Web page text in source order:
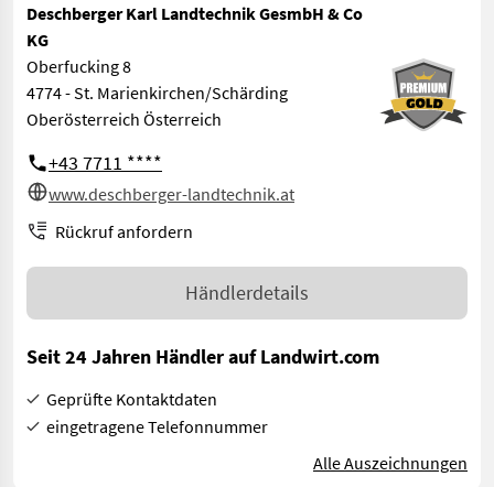
Deschberger Karl Landtechnik GesmbH & Co
KG
Oberfucking 8
4774 - St. Marienkirchen/Schärding
Oberösterreich Österreich
+43 7711 ****
www.deschberger-landtechnik.at
Rückruf anfordern
Händlerdetails
Seit 24 Jahren Händler auf Landwirt.com
Geprüfte Kontaktdaten
eingetragene Telefonnummer
Alle Auszeichnungen